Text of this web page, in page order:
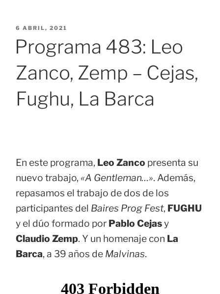
PUBLICADO
6 ABRIL, 2021
Programa 483: Leo
Zanco, Zemp – Cejas,
Fughu, La Barca
En este programa, Leo Zanco presenta su
nuevo trabajo, «A Gentleman…». Además,
repasamos el trabajo de dos de los
participantes del Baires Prog Fest, FUGHU
y el dúo formado por Pablo Cejasy
Claudio Zemp. Y un homenaje con La
Barca, a 39 años de Malvinas.